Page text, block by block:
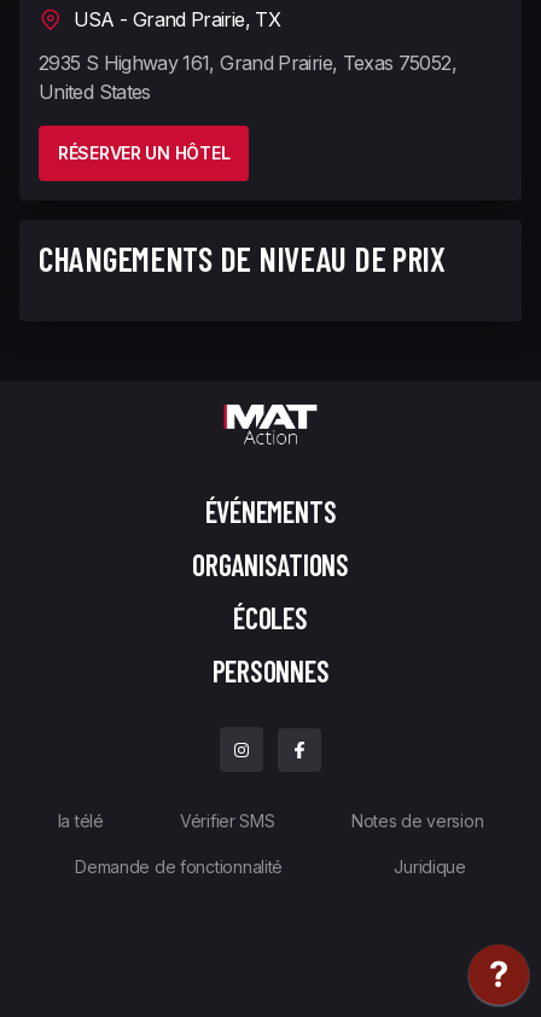
USA - Grand Prairie, TX
2935 S Highway 161, Grand Prairie, Texas 75052,
United States
RÉSERVER UN HÔTEL
CHANGEMENTS DE NIVEAU DE PRIX
ÉVÉNEMENTS
ORGANISATIONS
ÉCOLES
PERSONNES
la télé Vérifier SMS Notes de version
Demande de fonctionnalité Juridique